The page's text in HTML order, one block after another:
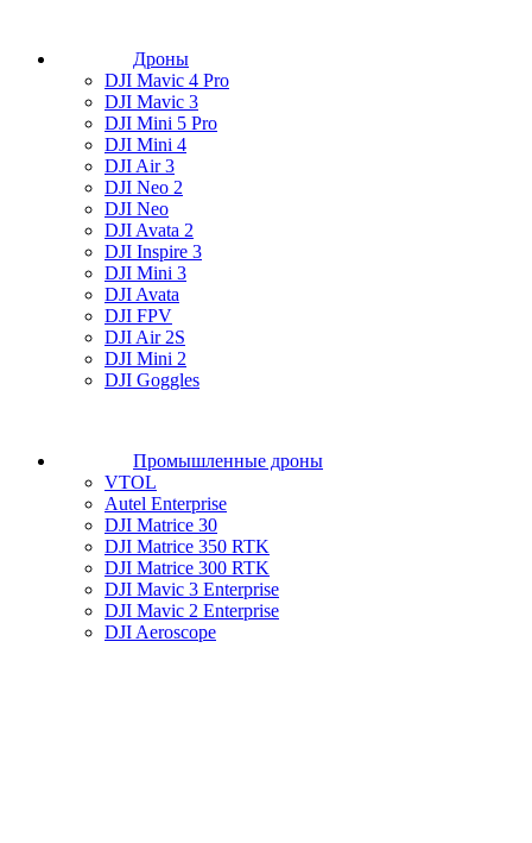
Дроны
DJI Mavic 4 Pro
DJI Mavic 3
DJI Mini 5 Pro
DJI Mini 4
DJI Air 3
DJI Neo 2
DJI Neo
DJI Avata 2
DJI Inspire 3
DJI Mini 3
DJI Avata
DJI FPV
DJI Air 2S
DJI Mini 2
DJI Goggles
Промышленные дроны
VTOL
Autel Enterprise
DJI Matrice 30
DJI Matrice 350 RTK
DJI Matrice 300 RTK
DJI Mavic 3 Enterprise
DJI Mavic 2 Enterprise
DJI Aeroscope